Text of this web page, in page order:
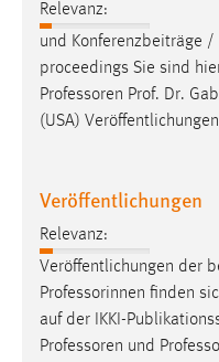
Relevanz:
und Konferenzbeiträge
proceedings Sie sind
Professoren Prof. Dr.
(USA)
Veröffentlichungen
Relevanz:
Veröffentlichungen der
Professorinnen finden
auf der IKKI-
Professoren und
Facebook
Zweck:
Conversion-Tracking
EXTERNE
Um Inhalte von
Plattformen
externen Medien